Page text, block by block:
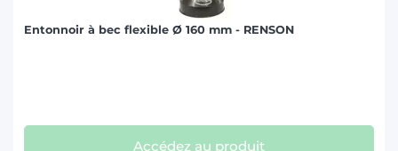
Entonnoir à bec flexible Ø 160 mm - RENSON
Accédez au produit